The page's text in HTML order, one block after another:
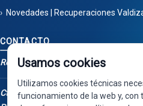
Novedades | Recuperaciones
CONTACTO
Recuperaciones Valdizarbe
Ctra. Artazu, km 1, 31100
Usamos cookies
Utilizamos cookies técnicas
funcionamiento de la web y, con